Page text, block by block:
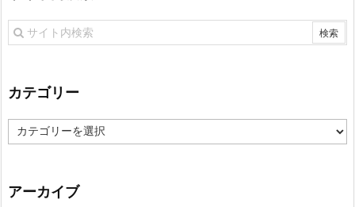
カテゴリー
カ
テ
ー
アーカイブ